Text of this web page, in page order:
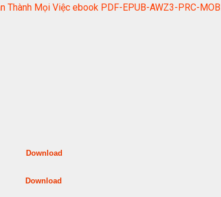
Thành Mọi Việc ebook PDF-EPUB-AWZ3-PRC-MOBI
Download
Download